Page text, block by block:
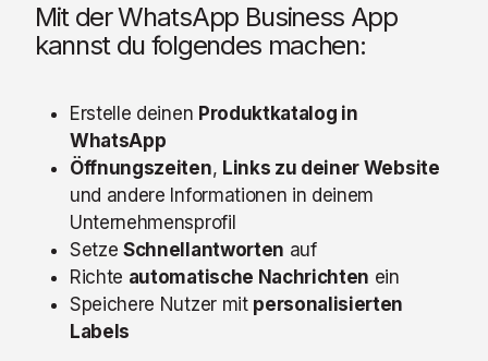
Mit der WhatsApp Business App
kannst du folgendes machen:
Erstelle deinen Produktkatalog in
WhatsApp
Öffnungszeiten, Links zu deiner Website
und andere Informationen in deinem
Unternehmensprofil
SetzeSchnellantworten auf
Richte automatische Nachrichten ein
Speichere Nutzer mit personalisierten
Labels